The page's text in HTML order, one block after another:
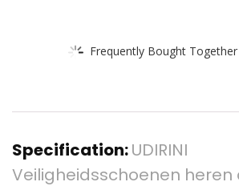
Frequently Bought Together
Specification:UDIRINI
Veiligheidsschoenen heren